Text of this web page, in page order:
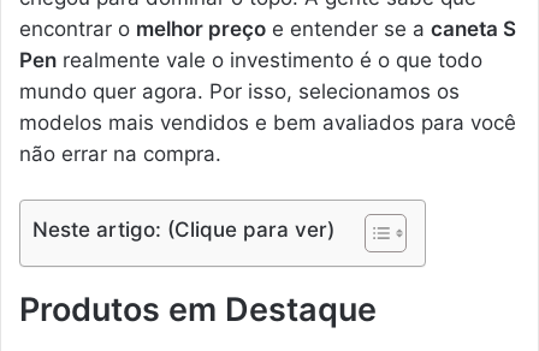
encontrar o melhor preço e entender se a caneta S
Pen realmente vale o investimento é o que todo
mundo quer agora. Por isso, selecionamos os
modelos mais vendidos e bem avaliados para você
não errar na compra.
Neste artigo: (Clique para ver)
Produtos em Destaque